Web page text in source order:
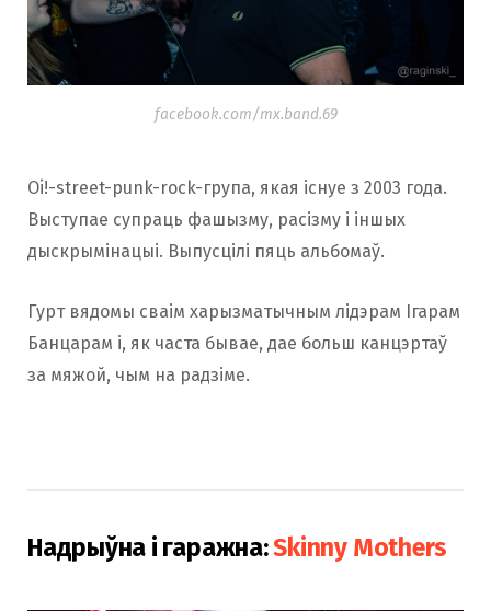
facebook.com/mx.band.69
Oi!-street-punk-rock-група, якая існуе з 2003 года.
Выступае супраць фашызму, расізму і іншых
дыскрымінацыі. Выпусцілі пяць альбомаў.
Гурт вядомы сваім харызматычным лідэрам Ігарам
Банцарам і, як часта бывае, дае больш канцэртаў
за мяжой, чым на радзіме.
Надрыўна і гаражна:Skinny Mothers